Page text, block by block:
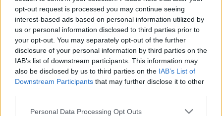
opt-out request is processed you may continue seeing
interest-based ads based on personal information utilized by
us or personal information disclosed to third parties prior to
your opt-out. You may separately opt-out of the further
disclosure of your personal information by third parties on the
IAB’s list of downstream participants. This information may
also be disclosed by us to third parties on the IAB’s List of
Downstream Participants that may further disclose it to other
Please note that this website/app uses one or more Google
Personal Data Processing Opt Outs
Αν τα χάσατε
Ανανεώθηκε πριν
59 δευτερόλεπτα